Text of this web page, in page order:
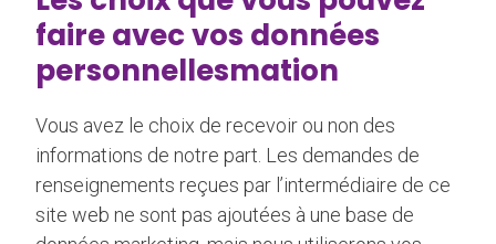
faire avec vos données
personnellesmation
Vous avez le choix de recevoir ou non des
informations de notre part. Les demandes de
renseignements reçues par l’intermédiaire de ce
site web ne sont pas ajoutées à une base de